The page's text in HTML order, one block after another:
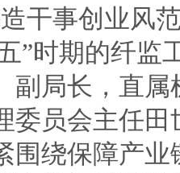
干事创业风
”时期的纤监
副局长，直属
委员会主任
围绕保障产业